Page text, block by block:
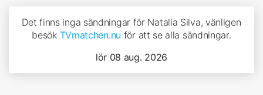
Det finns inga sändningar för Natalia Silva, vänligen
besök TVmatchen.nu för att se alla sändningar.
lör 08 aug. 2026